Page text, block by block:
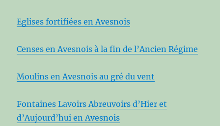
Eglises fortifiées en Avesnois
Censes en Avesnois à la fin de l’Ancien Régime
Moulins en Avesnois au gré du vent
Fontaines Lavoirs Abreuvoirs d’Hier et
d’Aujourd’hui en Avesnois